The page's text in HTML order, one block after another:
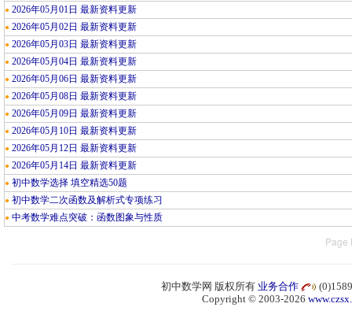
● 2026年05月01日 最新资料更新
● 2026年05月02日 最新资料更新
● 2026年05月03日 最新资料更新
● 2026年05月04日 最新资料更新
● 2026年05月06日 最新资料更新
● 2026年05月08日 最新资料更新
● 2026年05月09日 最新资料更新
● 2026年05月10日 最新资料更新
● 2026年05月12日 最新资料更新
● 2026年05月14日 最新资料更新
● 初中数学选择 填空精选50题
● 初中数学二次函数及解析式专项练习
● 中考数学难点突破：函数图象与性质
Page
初中数学网 版权所有 业务合作
Copyright © 2003-2026